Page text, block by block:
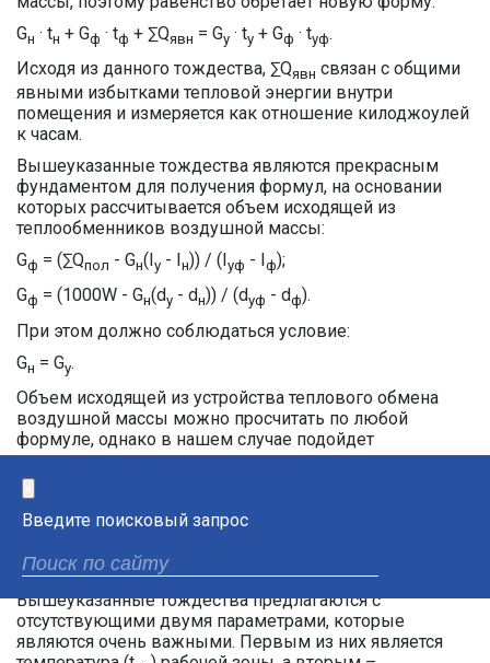
Введите поисковый запрос
Gн · tн + Gф · tф + ∑Qявн = Gу · tу + Gф · tуф.
Исходя из данного тождества, ∑Qявн связан с общими
явными избытками тепловой энергии внутри
помещения и измеряется как отношение килоджоулей
к часам.
Вышеуказанные тождества являются прекрасным
фундаментом для получения формул, на основании
которых рассчитывается объем исходящей из
теплообменников воздушной массы:
Gф = (∑Qпол - Gн(I у - I н)) / (I уф - I ф);
Gф = (1000W - Gн(dу - dн)) / (dуф - dф).
При этом должно соблюдаться условие:
Gн = Gу.
Объем исходящей из устройства теплового обмена
воздушной массы можно просчитать по любой
формуле, однако в нашем случае подойдет
следующая:
ф
Причиной такого решения является изменчивое
помещения и в устройствах теплового обмена.
Вышеуказанные тождества предлагаются с
отсутствующими двумя параметрами, которые
являются очень важными. Первым из них является